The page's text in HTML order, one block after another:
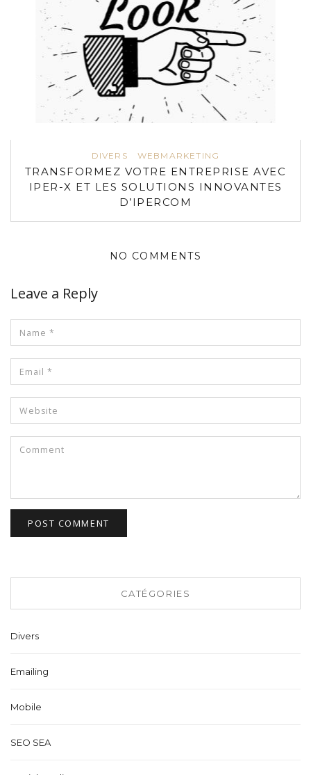
DIVERS WEBMARKETING
TRANSFORMEZ VOTRE ENTREPRISE AVEC
IPER-X ET LES SOLUTIONS INNOVANTES
D’IPERCOM
NO COMMENTS
Leave a Reply
CATÉGORIES
Divers
Emailing
Mobile
SEO SEA